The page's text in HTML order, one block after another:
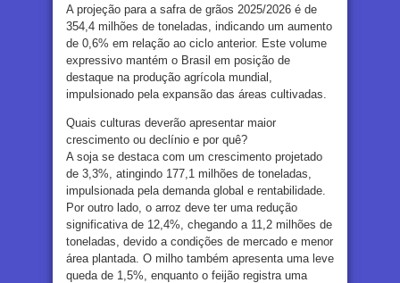
A projeção para a safra de grãos 2025/2026 é de
354,4 milhões de toneladas, indicando um aumento
de 0,6% em relação ao ciclo anterior. Este volume
expressivo mantém o Brasil em posição de
destaque na produção agrícola mundial,
impulsionado pela expansão das áreas cultivadas.
Quais culturas deverão apresentar maior
crescimento ou declínio e por quê?
A soja se destaca com um crescimento projetado
de 3,3%, atingindo 177,1 milhões de toneladas,
impulsionada pela demanda global e rentabilidade.
Por outro lado, o arroz deve ter uma redução
significativa de 12,4%, chegando a 11,2 milhões de
toneladas, devido a condições de mercado e menor
área plantada. O milho também apresenta uma leve
queda de 1,5%, enquanto o feijão registra uma